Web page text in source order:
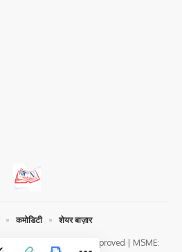
| Google News Approved | MSME:
कमोडिटी शेयर बाज़ार